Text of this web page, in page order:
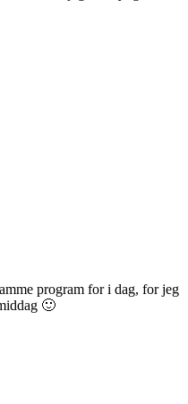
program for i dag, for jeg
🙂